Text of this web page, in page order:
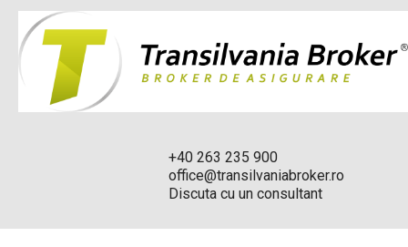
+40 263 235 900
office@transilvaniabroker.ro
Discuta cu un consultant